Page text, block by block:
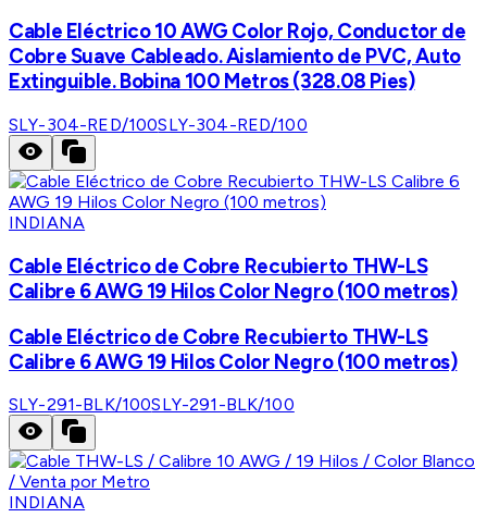
Cable Eléctrico 10 AWG Color Rojo, Conductor de
Cobre Suave Cableado. Aislamiento de PVC, Auto
Extinguible. Bobina 100 Metros (328.08 Pies)
SLY-304-RED/100SLY-304-RED/100
INDIANA
Cable Eléctrico de Cobre Recubierto THW-LS
Calibre 6 AWG 19 Hilos Color Negro (100 metros)
Cable Eléctrico de Cobre Recubierto THW-LS
Calibre 6 AWG 19 Hilos Color Negro (100 metros)
SLY-291-BLK/100SLY-291-BLK/100
INDIANA